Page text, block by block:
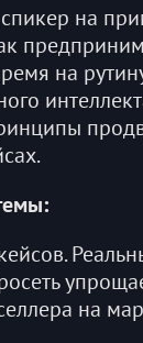
на
на
на